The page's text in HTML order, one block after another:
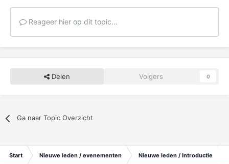
Reageer hier op dit topic...
Delen Volgers 0
Ga naar Topic Overzicht
Start Nieuwe leden / evenementen Nieuwe leden / Introductie